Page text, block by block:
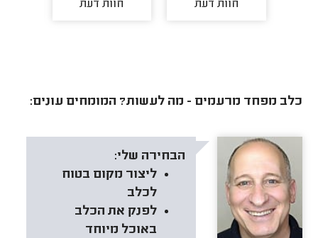
חוות דעת חוות דעת
כלב מפחד מרעמים - מה לעשות? המומחים עונים:
הבחירה שלי:
ליצור מקום בטוח
לכלב
לפנק את הכלב
באוכל מיוחד